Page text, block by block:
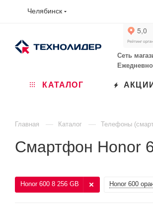
Челябинск
Сеть
КАТАЛОГ АКЦИИ
Главная — Каталог — Телефоны
Смартфон Honor
Honor 600
Honor 600 8 256 GB